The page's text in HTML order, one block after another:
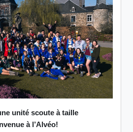
unité scoute à taille
à l’Alvéo!